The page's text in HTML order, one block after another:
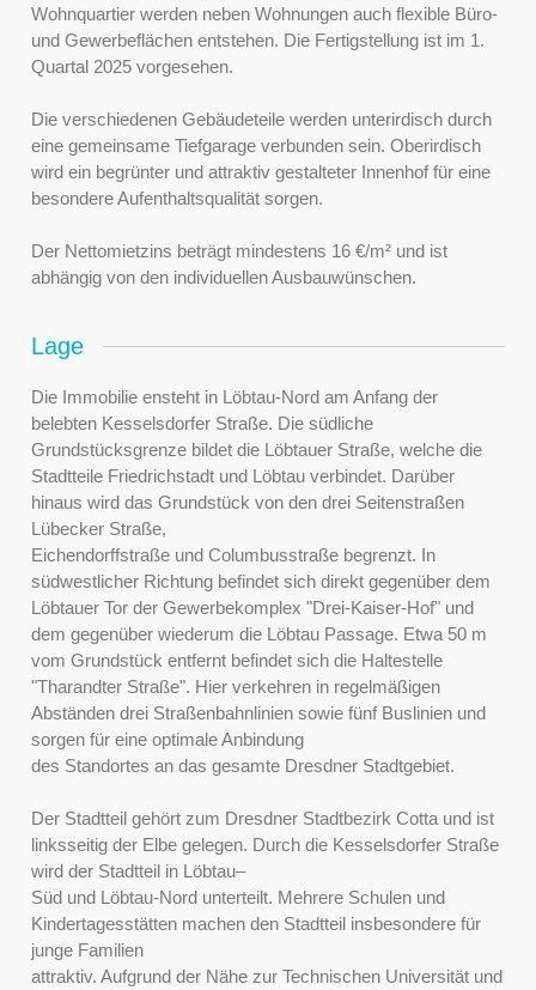
Wohnquartier werden neben Wohnungen auch flexible Büro-
und Gewerbeflächen entstehen. Die Fertigstellung ist im 1.
Quartal 2025 vorgesehen.
Die verschiedenen Gebäudeteile werden unterirdisch durch
eine gemeinsame Tiefgarage verbunden sein. Oberirdisch
wird ein begrünter und attraktiv gestalteter Innenhof für eine
besondere Aufenthaltsqualität sorgen.
Der Nettomietzins beträgt mindestens 16 €/m² und ist
abhängig von den individuellen Ausbauwünschen.
Lage
Die Immobilie ensteht in Löbtau-Nord am Anfang der
belebten Kesselsdorfer Straße. Die südliche
Grundstücksgrenze bildet die Löbtauer Straße, welche die
Stadtteile Friedrichstadt und Löbtau verbindet. Darüber
hinaus wird das Grundstück von den drei Seitenstraßen
Lübecker Straße,
Eichendorffstraße und Columbusstraße begrenzt. In
südwestlicher Richtung befindet sich direkt gegenüber dem
Löbtauer Tor der Gewerbekomplex "Drei-Kaiser-Hof" und
dem gegenüber wiederum die Löbtau Passage. Etwa 50 m
vom Grundstück entfernt befindet sich die Haltestelle
"Tharandter Straße". Hier verkehren in regelmäßigen
Abständen drei Straßenbahnlinien sowie fünf Buslinien und
sorgen für eine optimale Anbindung
des Standortes an das gesamte Dresdner Stadtgebiet.
Der Stadtteil gehört zum Dresdner Stadtbezirk Cotta und ist
linksseitig der Elbe gelegen. Durch die Kesselsdorfer Straße
wird der Stadtteil in Löbtau–
Süd und Löbtau-Nord unterteilt. Mehrere Schulen und
Kindertagesstätten machen den Stadtteil insbesondere für
junge Familien
attraktiv. Aufgrund der Nähe zur Technischen Universität und